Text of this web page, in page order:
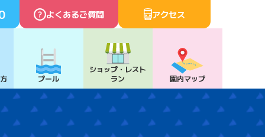
よくあるご質問 アクセス
プール
ショップ・ レスト
ラン
園内マップ